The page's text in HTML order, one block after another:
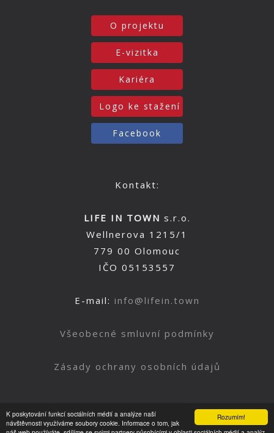
Rozumím!
K poskytování funkcí sociálních médií a analýze naší
návštěvnosti využíváme soubory cookie. Informace o tom, jak
O projektu
E-vizitka
Kariéra
Logo ke stažení
Facebook
Kontakt:
LIFE IN TOWN s.r.o.
Wellnerova 1215/1
779 00 Olomouc
IČO 05153557
E-mail: info@lifein.town
Všeobecné smluvní podmínky
Zásady ochrany osobních údajů
Nahoru